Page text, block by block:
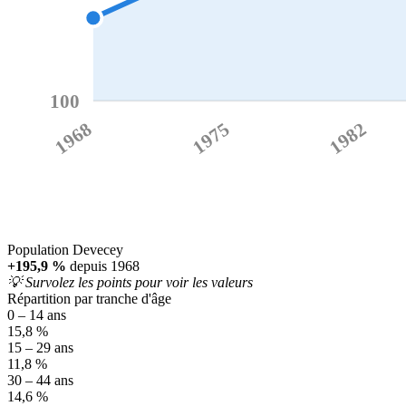
100
1968 1975 1982
Population Devecey
+195,9 % depuis 1968
💡 Survolez les points pour voir les valeurs
Répartition par tranche d'âge
0 – 14 ans
15,8 %
15 – 29 ans
11,8 %
30 – 44 ans
14,6 %